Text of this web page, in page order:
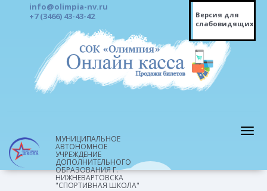
info@olimpia-nv.ru
+7 (3466) 43-43-42
Версия для
слабовидящих
МУНИЦИПАЛЬНОЕ
АВТОНОМНОЕ
УЧРЕЖДЕНИЕ
ДОПОЛНИТЕЛЬНОГО
ОБРАЗОВАНИЯ Г.
НИЖНЕВАРТОВСКА
"СПОРТИВНАЯ ШКОЛА"